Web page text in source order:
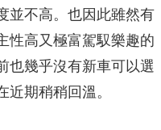
並不高。也因此雖然有
性高又極富駕馭樂趣的
也幾乎沒有新車可以選
期稍稍回溫。